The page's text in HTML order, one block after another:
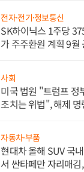
전자·전기·정보통신
SK하이닉스 1주당
가 주주환원 계획 9월
사회
미국 법원 "트럼프 정
조치는 위법", 해제 명
자동차·부품
현대차 올해 SUV 국
서 싼타페만 자리매